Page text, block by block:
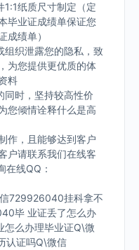
纸质尺寸制定（定
毕业证成绩单保证您
成绩单）
组织泄露您的隐私，致
为您提供更优质的体
料
同时，坚持较高性价
您倾情诠释什么是高
作，且能够达到客户
户请联系我们在线客
线QQ：
729926040挂科拿不
毕 业证丢了怎么办
么办理毕业证Q\微
认证吗Q\微信